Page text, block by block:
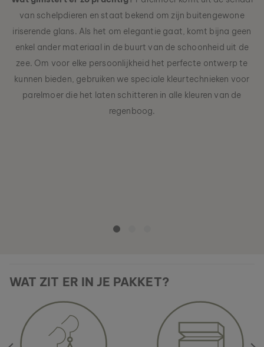
van schelpdieren en staat bekend om zijn buitengewone
iriserende glans. Als het om elegantie gaat, komt bijna geen
enkel ander materiaal in de buurt van de schoonheid uit de
zee. Om voor elke persoonlijkheid het perfecte ontwerp te
kunnen bieden, gebruiken we speciale kleurtechnieken voor
parelmoer die het laten schitteren in alle kleuren van de
regenboog.
WAT ZIT ER IN JE PAKKET?